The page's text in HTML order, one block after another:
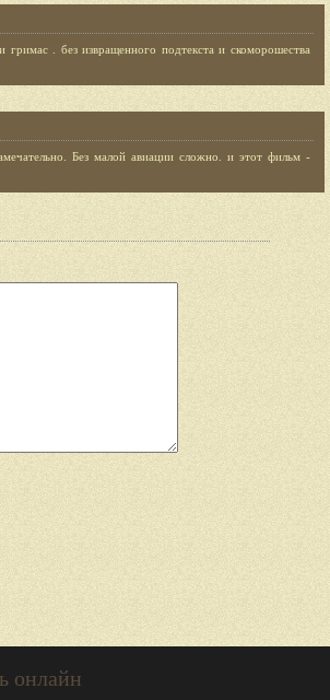
. без извращенного подтекста и скоморошества
Без малой авиации сложно. и этот фильм -
онлайн